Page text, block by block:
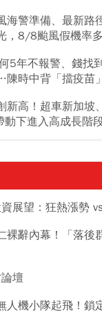
海警準備、最新路
，8/8颱風假機率
5年不報警、錢找
時中背「擋疫苗
新高！超車新加坡
動下進入高成長階
展望：狂熱漲勢
裸辭內幕！「落後
壇
人機小隊起飛！鎖